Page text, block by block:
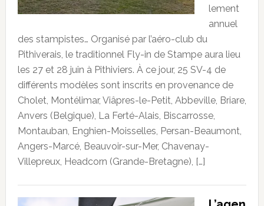
lement
annuel
des stampistes… Organisé par l’aéro-club du
Pithiverais, le traditionnel Fly-in de Stampe aura lieu
les 27 et 28 juin à Pithiviers. À ce jour, 25 SV-4 de
différents modèles sont inscrits en provenance de
Cholet, Montélimar, Viâpres-le-Petit, Abbeville, Briare,
Anvers (Belgique), La Ferté-Alais, Biscarrosse,
Montauban, Enghien-Moisselles, Persan-Beaumont,
Angers-Marcé, Beauvoir-sur-Mer, Chavenay-
Villepreux, Headcorn (Grande-Bretagne), […]